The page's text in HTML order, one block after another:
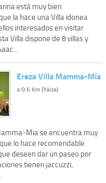
está muy bien
la hace una Villa idonea
interesados en visitar
Villa dispone de 8 villas y
Ereza Villa Mamma-Mía
a 0.6 Km (Yaiza)
Mia se encuentra muy
lo hace recomendable
deseen dar un paseo por
tienen jaccuzzi,